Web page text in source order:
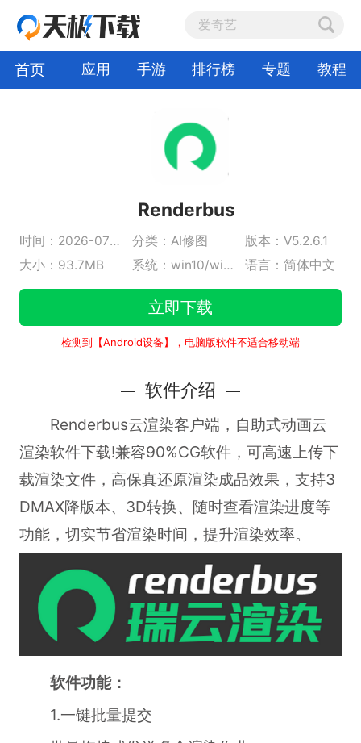
首页 应用 手游 排行榜 专题 教程
Renderbus
时间：2026-07-09 分类：AI修图
版本：V5.2.6.1
大小：93.7MB
系统：win10/win11 语言：简体中文
立即下载
检测到【Android设备】，电脑版软件不适合移动端
软件介绍
Renderbus云渲染客户端，自助式动画云
渲染软件下载!兼容90%CG软件，可高速上传下
载渲染文件，高保真还原渲染成品效果，支持3
DMAX降版本、3D转换、随时查看渲染进度等
功能，切实节省渲染时间，提升渲染效率。
软件功能：
1.一键批量提交